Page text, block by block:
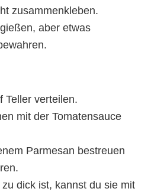
zusammenkleben.
aber etwas
Teller verteilen.
mit der Tomatensauce
Parmesan bestreuen
dick ist, kannst du sie mit